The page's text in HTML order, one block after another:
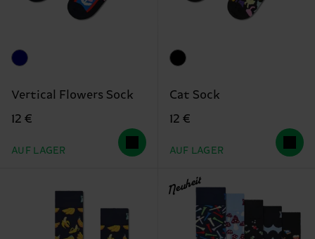
Vertical Flowers Sock
12 €
AUF LAGER
Cat Sock
12 €
AUF LAGER
Neuheit